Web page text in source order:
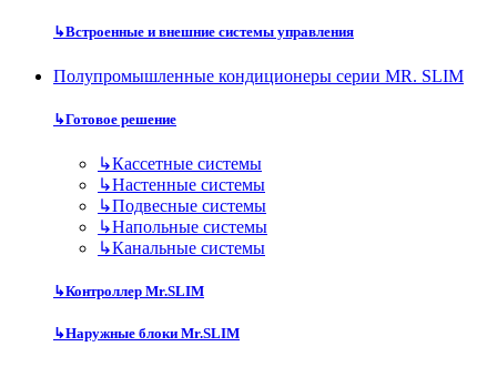
↳Встроенные и внешние системы управления
Полупромышленные кондиционеры серии MR. SLIM
↳Готовое решение
↳Кассетные системы
↳Настенные системы
↳Подвесные системы
↳Напольные системы
↳Канальные системы
↳Контроллер Mr.SLIM
↳Наружные блоки Mr.SLIM